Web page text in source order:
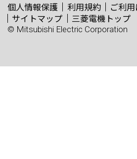
個人情報保護 利用規約
ご利
サイトマップ
三菱電機トップ
© Mitsubishi Electric Corporation